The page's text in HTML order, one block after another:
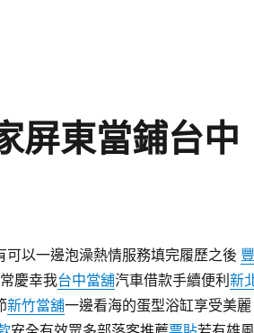
屏東當鋪台中
以一邊泡澡熱情服務填完履歷之後 豐
慶幸我台中當舖汽車借款手續便利 新
新竹當舖一邊看海的蛋型浴缸享受美麗